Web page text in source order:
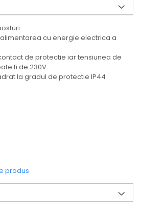
gaurit si
cu energie electrica a
de protectie iar tensiunea de
fi de 230V.
la gradul de protectie IP44
produs